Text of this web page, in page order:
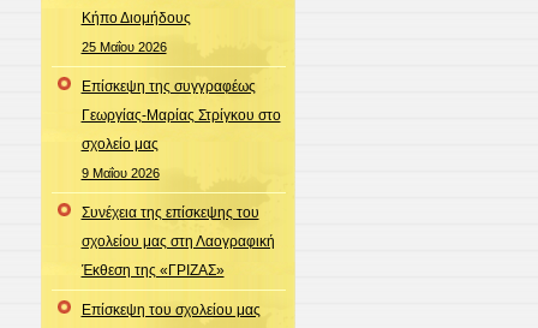
Κήπο Διομήδους
25 Μαΐου 2026
Επίσκεψη της συγγραφέως
Γεωργίας-Μαρίας Στρίγκου στο
σχολείο μας
9 Μαΐου 2026
Συνέχεια της επίσκεψης του
σχολείου μας στη Λαογραφική
Έκθεση της «ΓΡΙΖΑΣ»
Επίσκεψη του σχολείου μας